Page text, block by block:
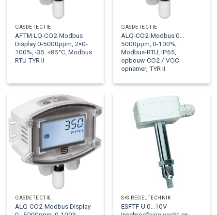
GASDETECTIE
AFTM-LQ-CO2-Modbus
Display 0-5000ppm, 2×0-
100%, -35..+85°C, Modbus
RTU TYR II
GASDETECTIE
ALQ-CO2-Modbus 0…
5000ppm, 0-100%,
Modbus-RTU, IP65,
opbouw-CO2 / VOC-
opnemer, TYR II
GASDETECTIE
ALQ-CO2-Modbus Display
S+S REGELTECHNIK
ESFTF-U 0…10V